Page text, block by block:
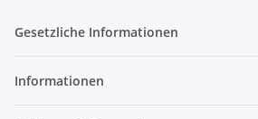
Gesetzliche Informationen
Informationen